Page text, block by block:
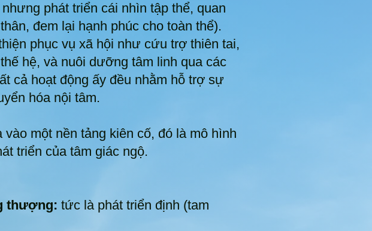
phát triển cái nhìn tập thể, quan
đem lại hạnh phúc cho toàn thể).
phục vụ xã hội như cứu trợ thiên tai,
hệ, và nuôi dưỡng tâm linh qua các
cả hoạt động ấy đều nhằm hỗ trợ sự
hóa nội tâm.
một nền tảng kiên cố, đó là mô hình
triển của tâm giác ngộ.
thượng: tức là phát triển định (tam